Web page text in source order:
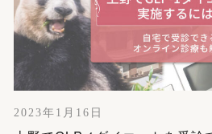
2023年1月16日